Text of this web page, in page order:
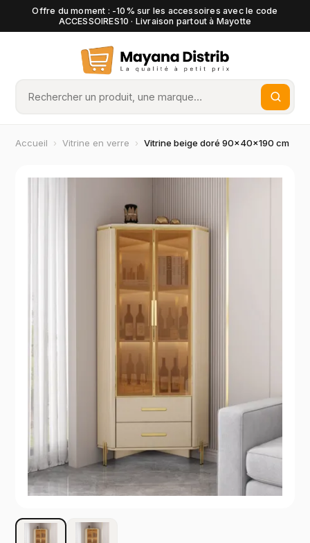
Offre du moment : -10% sur les accessoires avec le code
ACCESSOIRES10 · Livraison partout à Mayotte
Accueil › Vitrine en verre › Vitrine beige doré 90×40×190 cm